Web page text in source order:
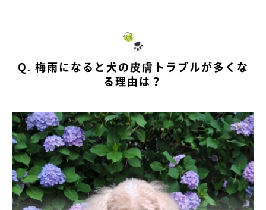
Q. 梅雨になると犬の皮膚トラブルが多くな
る理由は？